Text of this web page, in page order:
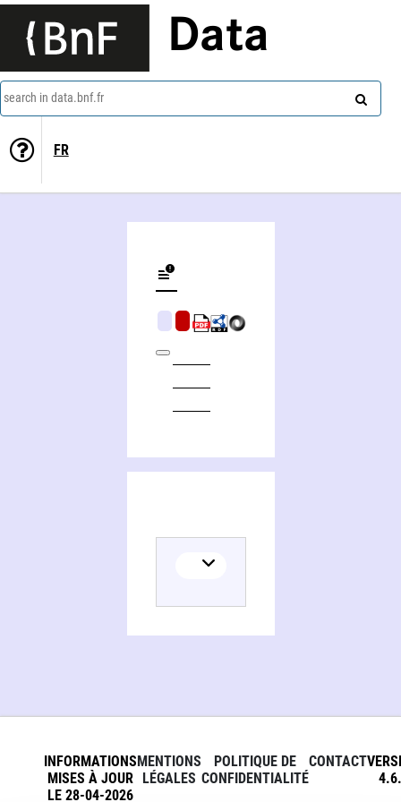
Data
search in data.bnf.fr
FR
INFORMATIONS
MISES À JOUR
LE 28-04-2026
MENTIONS
LÉGALES
POLITIQUE DE
CONFIDENTIALITÉ
CONTACT